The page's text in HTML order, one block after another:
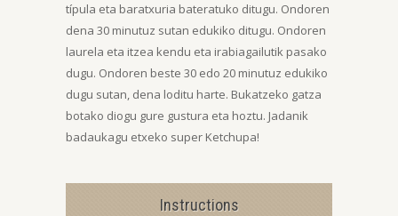
típula eta baratxuria bateratuko ditugu. Ondoren
dena 30 minutuz sutan edukiko ditugu. Ondoren
laurela eta itzea kendu eta irabiagailutik pasako
dugu. Ondoren beste 30 edo 20 minutuz edukiko
dugu sutan, dena loditu harte. Bukatzeko gatza
botako diogu gure gustura eta hoztu. Jadanik
badaukagu etxeko super Ketchupa!
Instructions